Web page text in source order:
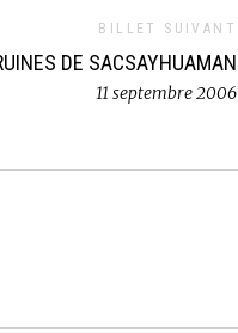
BILLET SUIVANT
DE SACSAYHUAMAN
11 septembre 2006